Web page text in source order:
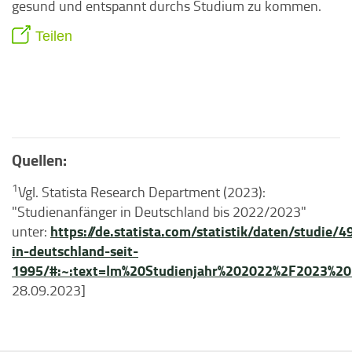
gesund und entspannt durchs Studium zu kommen.
Teilen
Quellen:
1Vgl. Statista Research Department (2023):
"Studienanfänger in Deutschland bis 2022/2023"
unter: https://de.statista.com/statistik/daten/studie/
in-deutschland-seit-
1995/
28.09.2023]